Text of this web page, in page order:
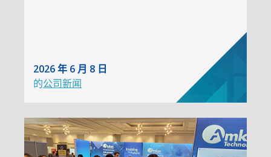
2026 年 6 月 8 日
的公司新闻